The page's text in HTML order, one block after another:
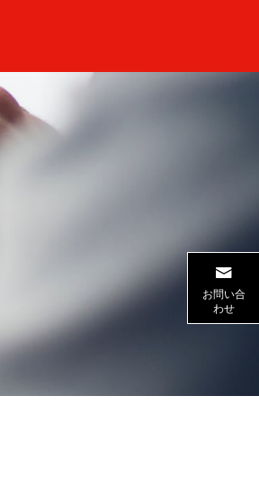
お問い合
わせ